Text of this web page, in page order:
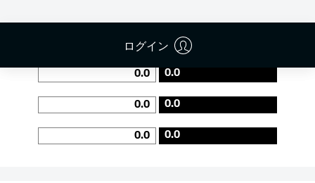
ログイン
PASS EFFICIENCY
0.0 0.0
0.0 0.0
0.0 0.0